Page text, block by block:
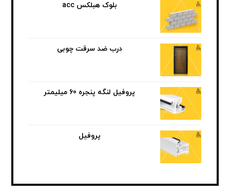
بلوک هبلکس acc
درب ضد سرقت چوبی
پروفیل لنگه پنجره 60 میلیمتر
پروفیل